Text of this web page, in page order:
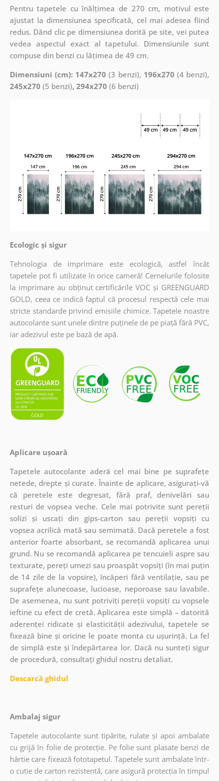
Pentru tapetele cu înălțimea de 270 cm, motivul este
ajustat la dimensiunea specificată, cel mai adesea fiind
redus. Dând clic pe dimensiunea dorită pe site, vei putea
vedea aspectul exact al tapetului. Dimensiunile sunt
compuse din benzi cu lățimea de 49 cm.
Dimensiuni (cm): 147x270 (3 benzi), 196x270 (4 benzi),
245x270 (5 benzi), 294x270 (6 benzi)
Ecologic și sigur
Tehnologia de imprimare este ecologică, astfel încât
tapetele pot fi utilizate în orice cameră! Cernelurile folosite
la imprimare au obținut certificările VOC și GREENGUARD
GOLD, ceea ce indică faptul că procesul respectă cele mai
stricte standarde privind emisiile chimice. Tapetele noastre
autocolante sunt unele dintre puținele de pe piață fără PVC,
iar adezivul este pe bază de apă.
Aplicare ușoară
Tapetele autocolante aderă cel mai bine pe suprafețe
netede, drepte și curate. Înainte de aplicare, asigurați-vă
că peretele este degresat, fără praf, denivelări sau
resturi de vopsea veche. Cele mai potrivite sunt pereții
solizi și uscați din gips-carton sau pereții vopsiți cu
vopsea acrilică mată sau semimată. Dacă peretele a fost
anterior foarte absorbant, se recomandă aplicarea unui
grund. Nu se recomandă aplicarea pe tencuieli aspre sau
texturate, pereți umezi sau proaspăt vopsiți (în mai puțin
de 14 zile de la vopsire), încăperi fără ventilație, sau pe
suprafețe alunecoase, lucioase, neporoase sau lavabile.
De asemenea, nu sunt potriviți pereții vopsiți cu vopsele
ieftine cu efect de cretă. Aplicarea este simplă – datorită
aderenței ridicate și elasticității adezivului, tapetele se
fixează bine și oricine le poate monta cu ușurință. La fel
de simplă este și îndepărtarea lor. Dacă nu sunteți sigur
de procedură, consultați ghidul nostru detaliat.
Descarcă ghidul
Ambalaj sigur
Tapetele autocolante sunt tipărite, rulate și apoi ambalate
cu grijă în folie de protecție. Pe folie sunt plasate benzi de
hârtie care fixează fototapetul. Tapetele sunt ambalate într-
o cutie de carton rezistentă, care asigură protecția în timpul